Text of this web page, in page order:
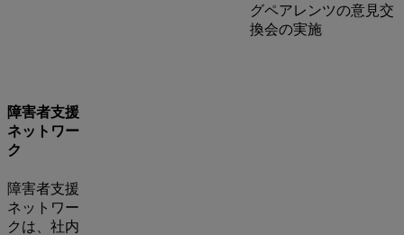
グペアレンツの意見交
換会の実施
障害者支援
ネットワー
ク
障害者支援
ネットワー
クは、社内